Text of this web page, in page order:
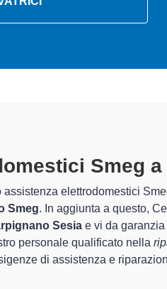
Smeg
Assistenza Novara sono
la sistemazione e la
degli apparecchi.
di Centro Assistenza